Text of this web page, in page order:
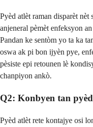
Pyèd atlèt raman disparèt nèt
anjeneral pèmèt enfeksyon
Pandan ke sentòm yo ta ka
oswa ak pi bon ijyèn pye,
pèsiste epi retounen lè
chanpiyon ankò.
Q2: Konbyen tan
Pyèd atlèt rete kontajye osi